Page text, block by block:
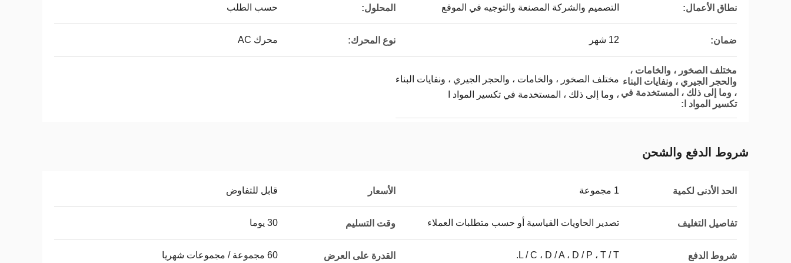
نطاق الأعمال: التصميم والشركة المصنعة والتوجيه في الموقع المحلول: حسب الطلب
ضمان: 12 شهر نوع المحرك: محرك AC
مختلف الصخور ، والخامات ،
والحجر الجيري ، ونفايات البناء
، وما إلى ذلك ، المستخدمة في
تكسير المواد ا:
مختلف الصخور ، والخامات ، والحجر الجيري ، ونفايات البناء
، وما إلى ذلك ، المستخدمة في تكسير المواد ا
شروط الدفع والشحن
الحد الأدنى لكمية 1 مجموعة الأسعار قابل للتفاوض
تفاصيل التغليف تصدير الحاويات القياسية أو حسب متطلبات العملاء وقت التسليم 30 يوما
شروط الدفع L / C ، D / A ، D / P ، T / T. القدرة على العرض 60 مجموعة / مجموعات شهريا